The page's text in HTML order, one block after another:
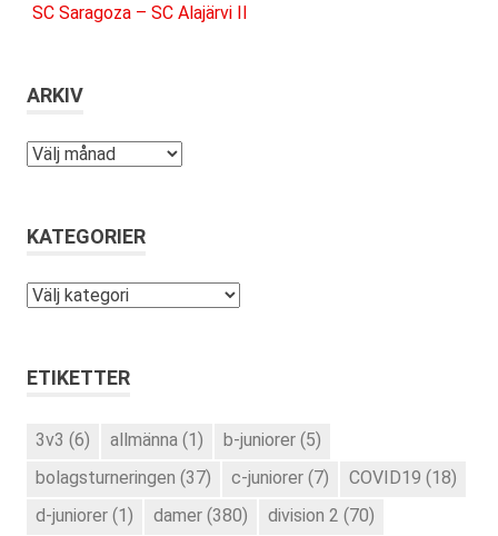
SC Saragoza – SC Alajärvi II
ARKIV
Arkiv
KATEGORIER
Kategorier
ETIKETTER
3v3 (6) allmänna (1) b-juniorer (5)
bolagsturneringen (37) c-juniorer (7) COVID19 (18)
d-juniorer (1) damer (380) division 2 (70)